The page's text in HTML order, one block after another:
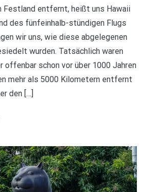
Festland entfernt, heißt uns Hawaii
des fünfeinhalb-stündigen Flugs
wir uns, wie diese abgelegenen
wurden. Tatsächlich waren
offenbar schon vor über 1000 Jahren
mehr als 5000 Kilometern entfernt
den […]